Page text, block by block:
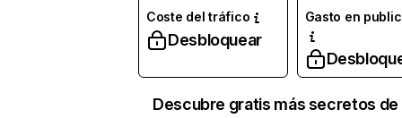
Coste del tráfico
Desbloquear
Gasto en
Descubre gratis más secretos de